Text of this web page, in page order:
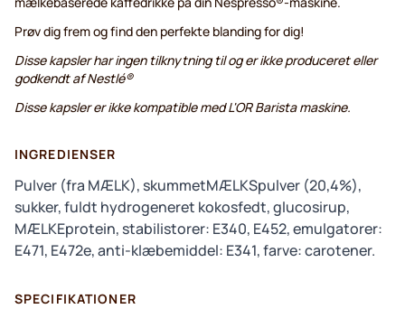
Prøv dig frem og find den perfekte blanding for dig!
Disse kapsler har ingen tilknytning til og er ikke produceret eller
godkendt af Nestlé®
Disse kapsler er ikke kompatible med L'OR Barista maskine.
INGREDIENSER
Pulver (fra MÆLK), skummetMÆLKSpulver (20,4%),
sukker, fuldt hydrogeneret kokosfedt, glucosirup,
MÆLKEprotein, stabilistorer: E340, E452, emulgatorer:
E471, E472e, anti-klæbemiddel: E341, farve: carotener.
SPECIFIKATIONER